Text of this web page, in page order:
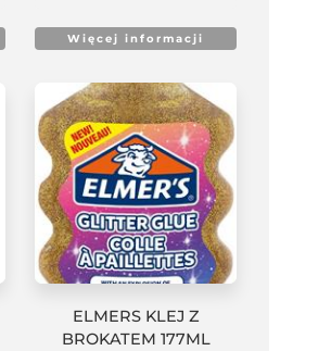
Więcej informacji
ELMERS KLEJ Z
BROKATEM 177ML